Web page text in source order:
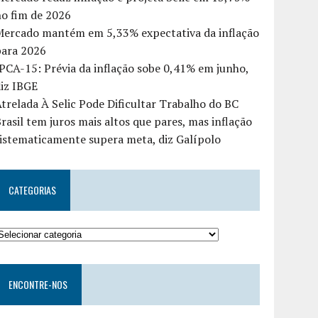
fim de 2026
mantém em 5,33% expectativa da inflação
2026
15: Prévia da inflação sobe 0,41% em junho,
IBGE
À Selic Pode Dificultar Trabalho do BC
tem juros mais altos que pares, mas inflação
supera meta, diz Galípolo
CATEGORIAS
ENCONTRE-NOS